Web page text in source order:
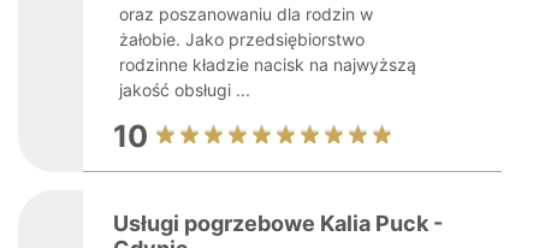
oraz poszanowaniu dla rodzin w
żałobie. Jako przedsiębiorstwo
rodzinne kładzie nacisk na najwyższą
jakość obsługi ...
10
Usługi pogrzebowe Kalia Puck -